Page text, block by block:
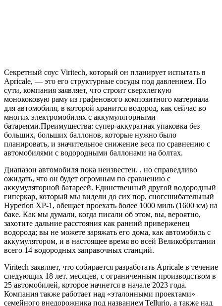
Секретный соус Viritech, который он планирует испытать в
Apricale, — это его структурные сосуды под давлением. По
сути, компания заявляет, что строит сверхлегкую
монококовую раму из графенового композитного материала
для автомобиля, в которой хранится водород, как сейчас во
многих электромобилях с аккумуляторными
батареями.Преимущества: супер-аккуратная упаковка без
больших, больших баллонов, которые нужно было
планировать, и значительное снижение веса по сравнению с
автомобилями с водородными баллонами на болтах.
Диапазон автомобиля пока неизвестен. , но справедливо
ожидать, что он будет огромным по сравнению с
аккумуляторной батареей. Единственный другой водородный
гиперкар, который мы видели до сих пор, сногсшибательный
Hyperion XP-1, обещает проехать более 1000 миль (1600 км) на
баке. Как мы думали, когда писали об этом, вы, вероятно,
захотите дальние расстояния как ранний приверженец
водорода; вы не можете заряжать его дома, как автомобиль с
аккумулятором, и в настоящее время во всей Великобритании
всего 14 водородных заправочных станций.
Viritech заявляет, что собирается разработать Apricale в течение
следующих 18 лет. месяцев, с ограниченным производством в
25 автомобилей, которое начнется в начале 2023 года.
Компания также работает над «эталонными проектами»
семейного внедорожника под названием Tellurio, а также над